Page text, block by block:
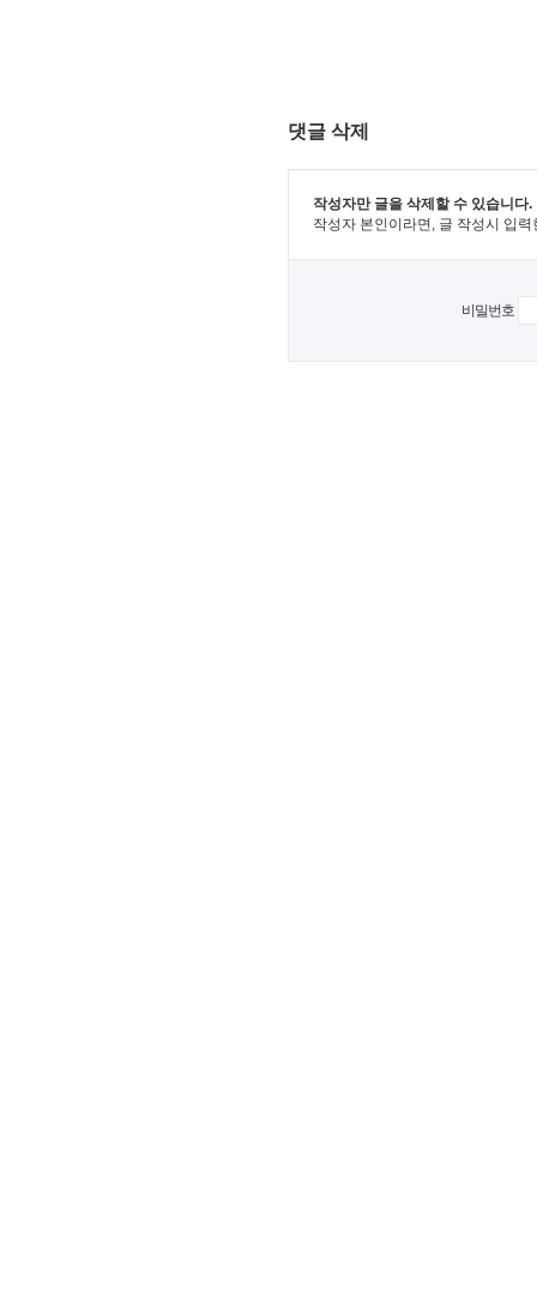
댓글 삭제
작성자만 글을 삭제할 수 있습니다.
작성자 본인이라면, 글 작성시 입
비밀번호